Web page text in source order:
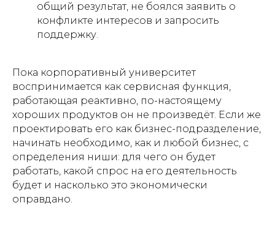
общий результат, не боялся заявить о
конфликте интересов и запросить
поддержку.
Пока корпоративный университет
воспринимается как сервисная функция,
работающая реактивно, по-настоящему
хороших продуктов он не произведёт. Если же
проектировать его как бизнес-подразделение,
начинать необходимо, как и любой бизнес, с
определения ниши: для чего он будет
работать, какой спрос на его деятельность
будет и насколько это экономически
оправдано.